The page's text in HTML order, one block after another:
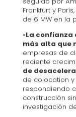
Frankfurt y
de 6 MW en la
«La confianza
más alta que
empresas de
reciente
de
de colocation
respondiendo
construcción
investigación